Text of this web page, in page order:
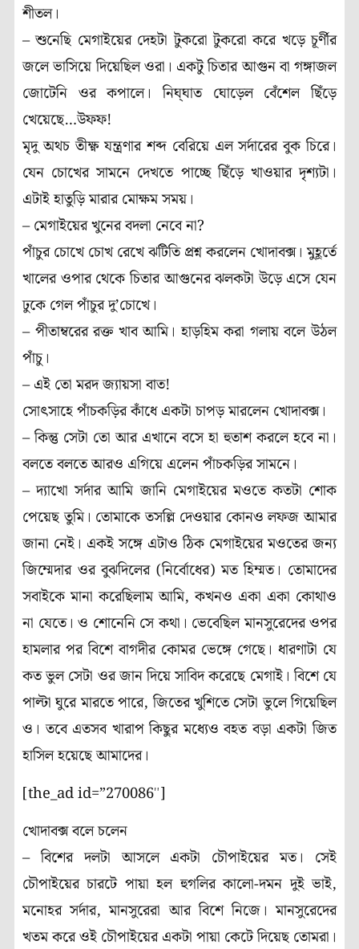
শীতল।
– শুনেছি মেগাইয়ের দেহটা টুকরো টুকরো করে খড়ে চূর্ণীর
জলে ভাসিয়ে দিয়েছিল ওরা। একটু চিতার আগুন বা গঙ্গাজল
জোটেনি ওর কপালে। নিঘ্ঘাত ঘোড়েল বেঁশেল ছিঁড়ে
খেয়েছে…উফফ!
মৃদু অথচ তীক্ষ্ণ যন্ত্রণার শব্দ বেরিয়ে এল সর্দারের বুক চিরে।
যেন চোখের সামনে দেখতে পাচ্ছে ছিঁড়ে খাওয়ার দৃশ্যটা।
এটাই হাতুড়ি মারার মোক্ষম সময়।
– মেগাইয়ের খুনের বদলা নেবে না?
পাঁচুর চোখে চোখ রেখে ঝটিতি প্রশ্ন করলেন খোদাবক্স। মুহূর্তে
খালের ওপার থেকে চিতার আগুনের ঝলকটা উড়ে এসে যেন
ঢুকে গেল পাঁচুর দু’চোখে।
– পীতাম্বরের রক্ত খাব আমি। হাড়হিম করা গলায় বলে উঠল
পাঁচু।
– এই তো মরদ জ্যায়সা বাত!
সোৎসাহে পাঁচকড়ির কাঁধে একটা চাপড় মারলেন খোদাবক্স।
– কিন্তু সেটা তো আর এখানে বসে হা হুতাশ করলে হবে না।
বলতে বলতে আরও এগিয়ে এলেন পাঁচকড়ির সামনে।
– দ্যাখো সর্দার আমি জানি মেগাইয়ের মওতে কতটা শোক
পেয়েছ তুমি। তোমাকে তসল্লি দেওয়ার কোনও লফজ আমার
জানা নেই। একই সঙ্গে এটাও ঠিক মেগাইয়ের মওতের জন্য
জিম্মেদার ওর বুঝদিলের (নির্বোধের) মত হিম্মত। তোমাদের
সবাইকে মানা করেছিলাম আমি, কখনও একা একা কোথাও
না যেতে। ও শোনেনি সে কথা। ভেবেছিল মানসুরেদের ওপর
হামলার পর বিশে বাগদীর কোমর ভেঙ্গে গেছে। ধারণাটা যে
কত ভুল সেটা ওর জান দিয়ে সাবিদ করেছে মেগাই। বিশে যে
পাল্টা ঘুরে মারতে পারে, জিতের খুশিতে সেটা ভুলে গিয়েছিল
ও। তবে এতসব খারাপ কিছুর মধ্যেও বহত বড়া একটা জিত
হাসিল হয়েছে আমাদের।
[the_ad id=”270086″]
খোদাবক্স বলে চলেন
– বিশের দলটা আসলে একটা চৌপাইয়ের মত। সেই
চৌপাইয়ের চারটে পায়া হল হুগলির কালো-দমন দুই ভাই,
মনোহর সর্দার, মানসুরেরা আর বিশে নিজে। মানসুরেদের
খতম করে ওই চৌপাইয়ের একটা পায়া কেটে দিয়েছ তোমরা।